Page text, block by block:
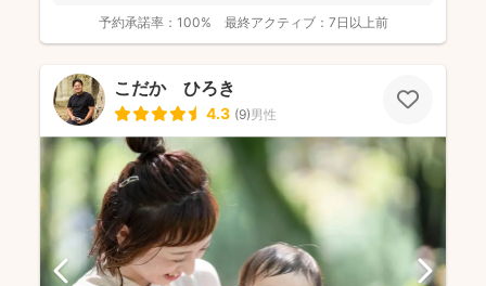
予約承諾率： 100% 最終アクティブ： 7日以上前
こだか ひろき
4.3 (9)男性